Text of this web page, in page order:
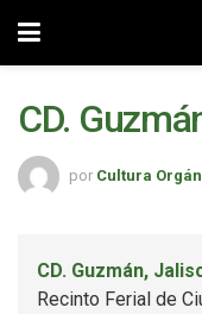
CD.
por Cultura
CD. Guzmán,
Recinto Ferial de